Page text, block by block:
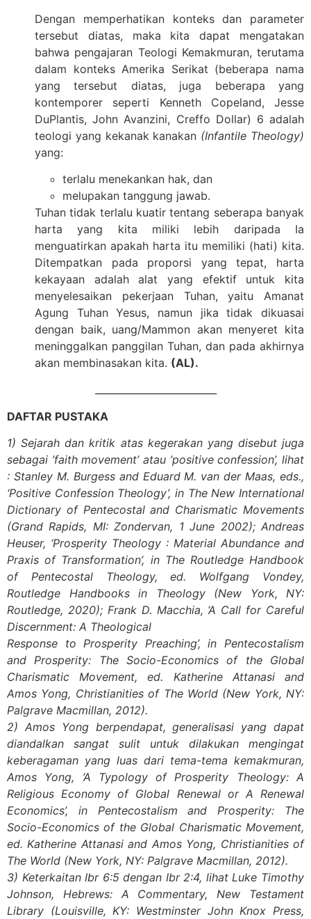
Dengan memperhatikan konteks dan parameter
tersebut diatas, maka kita dapat mengatakan
bahwa pengajaran Teologi Kemakmuran, terutama
dalam konteks Amerika Serikat (beberapa nama
yang tersebut diatas, juga beberapa yang
kontemporer seperti Kenneth Copeland, Jesse
DuPlantis, John Avanzini, Creffo Dollar) 6 adalah
teologi yang kekanak kanakan (Infantile Theology)
yang:
terlalu menekankan hak, dan
melupakan tanggung jawab.
Tuhan tidak terlalu kuatir tentang seberapa banyak
harta yang kita miliki lebih daripada Ia
menguatirkan apakah harta itu memiliki (hati) kita.
Ditempatkan pada proporsi yang tepat, harta
kekayaan adalah alat yang efektif untuk kita
menyelesaikan pekerjaan Tuhan, yaitu Amanat
Agung Tuhan Yesus, namun jika tidak dikuasai
dengan baik, uang/Mammon akan menyeret kita
meninggalkan panggilan Tuhan, dan pada akhirnya
akan membinasakan kita. (AL).
DAFTAR PUSTAKA
1) Sejarah dan kritik atas kegerakan yang disebut juga
sebagai ’faith movement’ atau ’positive confession’, lihat
: Stanley M. Burgess and Eduard M. van der Maas, eds.,
‘Positive Confession Theology’, in The New International
Dictionary of Pentecostal and Charismatic Movements
(Grand Rapids, MI: Zondervan, 1 June 2002); Andreas
Heuser, ‘Prosperity Theology : Material Abundance and
Praxis of Transformation’, in The Routledge Handbook
of Pentecostal Theology, ed. Wolfgang Vondey,
Routledge Handbooks in Theology (New York, NY:
Routledge, 2020); Frank D. Macchia, ‘A Call for Careful
Discernment: A Theological
Response to Prosperity Preaching’, in Pentecostalism
and Prosperity: The Socio-Economics of the Global
Charismatic Movement, ed. Katherine Attanasi and
Amos Yong, Christianities of The World (New York, NY:
Palgrave Macmillan, 2012).
2) Amos Yong berpendapat, generalisasi yang dapat
diandalkan sangat sulit untuk dilakukan mengingat
keberagaman yang luas dari tema-tema kemakmuran,
Amos Yong, ‘A Typology of Prosperity Theology: A
Religious Economy of Global Renewal or A Renewal
Economics’, in Pentecostalism and Prosperity: The
Socio-Economics of the Global Charismatic Movement,
ed. Katherine Attanasi and Amos Yong, Christianities of
The World (New York, NY: Palgrave Macmillan, 2012).
3) Keterkaitan Ibr 6:5 dengan Ibr 2:4, lihat Luke Timothy
Johnson, Hebrews: A Commentary, New Testament
Library (Louisville, KY: Westminster John Knox Press,